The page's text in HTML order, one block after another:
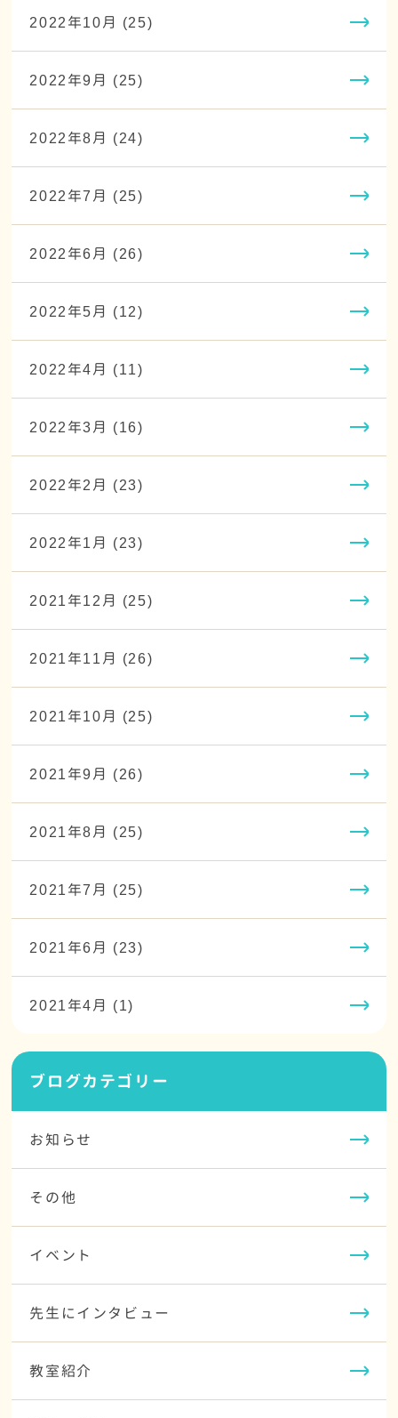
2022年10月 (25)
2022年9月 (25)
2022年8月 (24)
2022年7月 (25)
2022年6月 (26)
2022年5月 (12)
2022年4月 (11)
2022年3月 (16)
2022年2月 (23)
2022年1月 (23)
2021年12月 (25)
2021年11月 (26)
2021年10月 (25)
2021年9月 (26)
2021年8月 (25)
2021年7月 (25)
2021年6月 (23)
2021年4月 (1)
ブログカテゴリー
お知らせ
その他
イベント
先生にインタビュー
教室紹介